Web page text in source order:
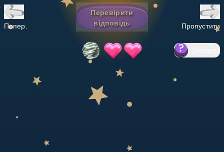
Попер.
Перевірити
відповідь
Пропустити
?